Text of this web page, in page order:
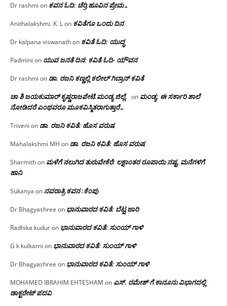
Dr rashmi on ಕವನ ಓದಿ: ಚೆರ್ರಿ ಹೂವಿನ ಪ್ರೇಮ…
Anithalakshmi. K. Lon ಕವಿತೆಗೂ ಒಂದು ದಿನ
Dr kalpana viswanathon ಕವಿತೆ ಓದಿ: ಯುದ್ಧ
Padmini on ಯುವ ಜನತೆ ದಿನ: ಕವಿತೆ ಓದಿ- ಯೌವನ
Dr rashmi on ಡಾ. ರಜನಿ‌ ಕಣ್ಣಲ್ಲಿ ಕಲೀಲ್ ಗಿಬ್ರಾನ್ ಕವಿತೆ
ಚಾ ಶಿ ಜಯಕುಮಾರ್ ಕೃಷ್ಣರಾಜಪೇಟೆ.ಮಂಡ್ಯ ಜಿಲ್ಲೆ. on ಮಂಡ್ಯ: ಈ ಸರ್ಕಾರಿ ಶಾಲೆ
ನೋಡಿದರೆ ಎಂಥವರೂ ಮೂಕವಿಸ್ಮಿತರಾಗುತ್ತಾರೆ…
Triveni on ಡಾ. ರಜನಿ ಕವಿತೆ: ಹೊಸ ವರುಷ
Mahalakshmi MH on ಡಾ. ರಜನಿ ಕವಿತೆ: ಹೊಸ ವರುಷ
Sharmithon ಮಳೆಗೆ ನಲುಗಿದ ತುರುವೇಕೆರೆ: ಲಕ್ಷಾಂತರ ರೂಪಾಯಿ ನಷ್ಟ, ಮನೆಗಳಿಗೆ
ಹಾನಿ
Sukanya on ನವರಾತ್ರಿ ಕವನ :ಕೆಂಪು
Dr Bhagyashree on ಭಾನುವಾರದ ಕವಿತೆ: ಬೆಟ್ಟ ಜಾರಿ
Radhika kuduron ಭಾನುವಾರದ ಕವಿತೆ: ಸುಂಯ್ ಗಾಳಿ
G k kulkarni on ಭಾನುವಾರದ ಕವಿತೆ: ಸುಂಯ್ ಗಾಳಿ
Dr Bhagyashree on ಭಾನುವಾರದ ಕವಿತೆ: ಸುಂಯ್ ಗಾಳಿ
MOHAMED IBRAHIM EHTESHAM on ಎಸ್. ರಮೇಶ್ ಗೆ ಕಾನೂನು ವಿಭಾಗದಲ್ಲಿ
ಡಾಕ್ಟರೇಟ್ ಪದವಿ